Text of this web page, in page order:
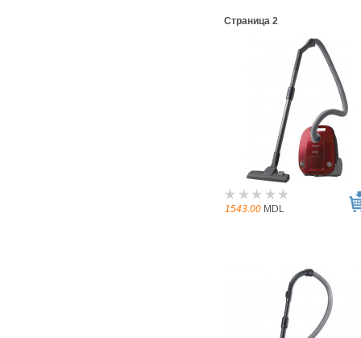
Страница 2
1543.00 MDL